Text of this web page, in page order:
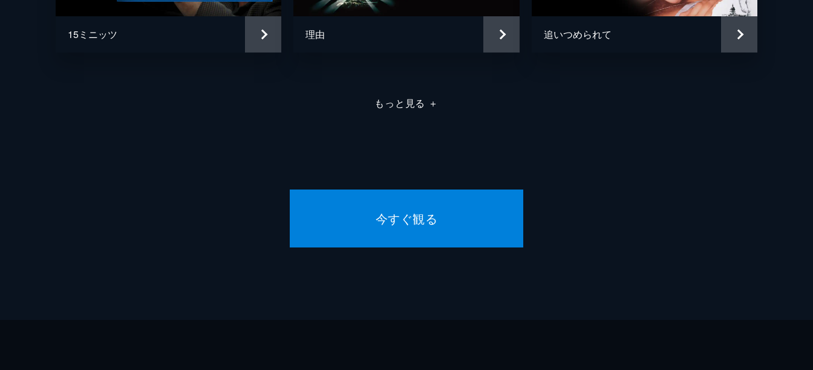
ブルース・ブロートン
15ミニッツ 理由 追いつめられて
もっと見る ＋
今すぐ観る